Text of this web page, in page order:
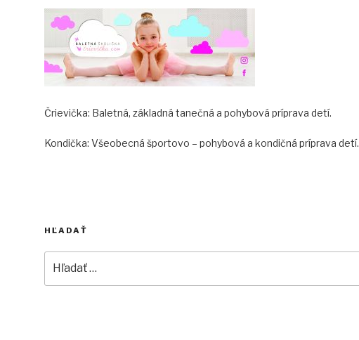
Črievička: Baletná, základná tanečná a pohybová príprava detí.
Kondička: Všeobecná športovo – pohybová a kondičná príprava detí.
HĽADAŤ